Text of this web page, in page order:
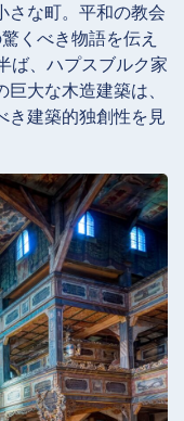
さな町。平和の教会
くべき物語を伝え
ば、ハプスブルク家
大な木造建築は、
き建築的独創性を見